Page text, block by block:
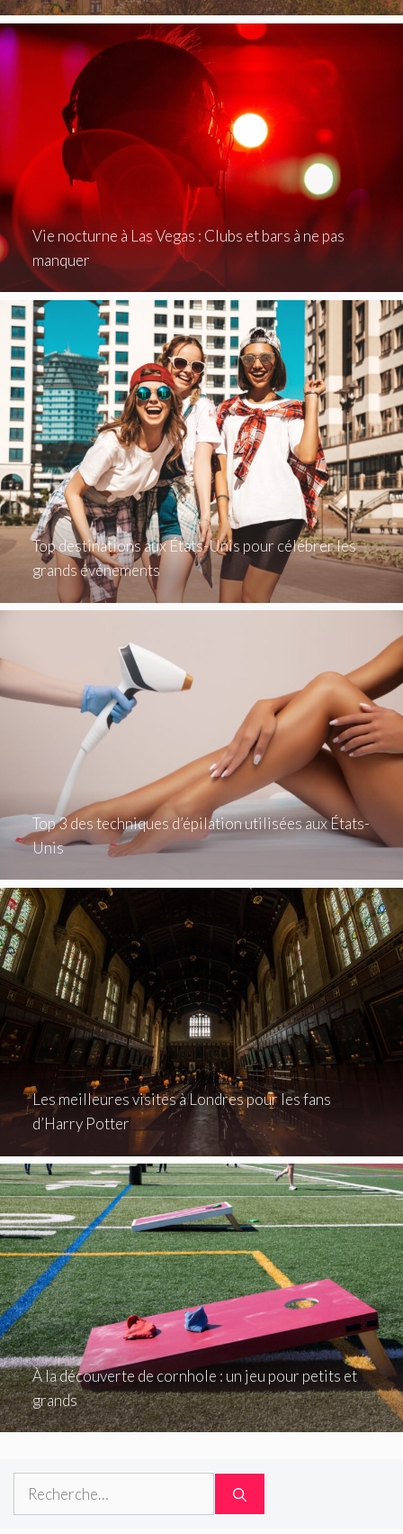
Vie nocturne à Las Vegas : Clubs et bars à ne pas
manquer
Top destinations aux États-Unis pour célébrer les
grands événements
Top 3 des techniques d’épilation utilisées aux États-
Unis
Les meilleures visites à Londres pour les fans
d’Harry Potter
À la découverte de cornhole : un jeu pour petits et
grands
Rechercher :